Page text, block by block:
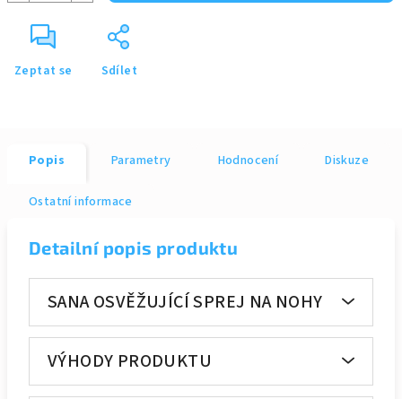
Zeptat se Sdílet
Popis Parametry Hodnocení Diskuze
Ostatní informace
Detailní popis produktu
SANA OSVĚŽUJÍCÍ SPREJ NA NOHY
VÝHODY PRODUKTU